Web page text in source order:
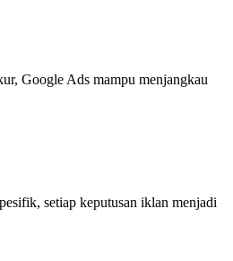
Google Ads mampu menjangkau
setiap keputusan iklan menjadi